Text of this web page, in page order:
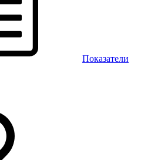
Показатели